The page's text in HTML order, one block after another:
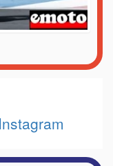
Instagram